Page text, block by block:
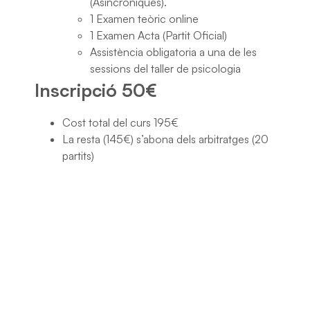
1 Examen teòric online
1 Examen Acta (Partit Oficial)
Assistència obligatoria a una de les
sessions del taller de psicologia
Inscripció 50€
Cost total del curs 195€
La resta (145€) s’abona dels arbitratges (20
partits)